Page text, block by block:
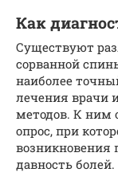
Как
Существуют
сорванной
наиболее
лечения врачи
методов. К ним
опрос, при
возникновения
давность болей.